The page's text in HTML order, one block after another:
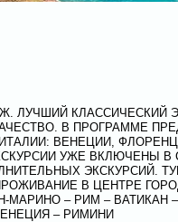
ЛУЧШИЙ КЛАССИЧЕСКИЙ
В ПРОГРАММЕ
ВЕНЕЦИИ,
УЖЕ ВКЛЮЧЕНЫ В
ЭКСКУРСИЙ.
В ЦЕНТРЕ
МАРИНО – РИМ – ВАТИКАН
– РИМИНИ